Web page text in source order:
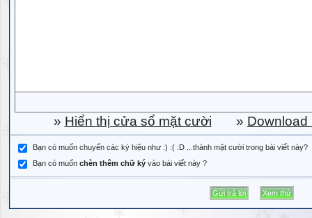
» Hiển thị cửa sổ mặt cười » Download
Bạn có muốn chuyển các ký hiệu như :) :( :D ...thành mặt cười trong bài viết này?
Bạn có muốn chèn thêm chữ ký vào bài viết này ?